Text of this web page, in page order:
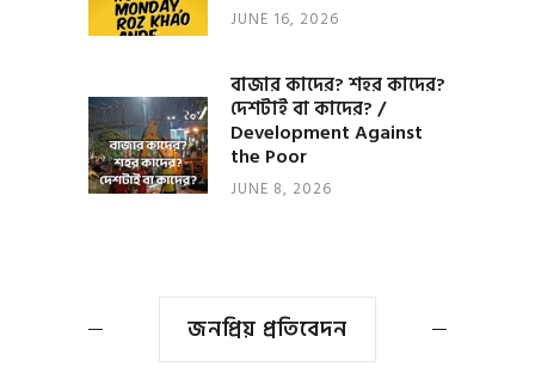
JUNE 16, 2026
বাজার কাদের? শহর কাদের?
দেশটাই বা কাদের? /
Development Against
the Poor
JUNE 8, 2026
জনপ্রিয় প্রতিবেদন